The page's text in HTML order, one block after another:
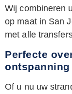
Wij combineren
op maat in San
met alle
Perfecte
ontspanning
Of u nu uw